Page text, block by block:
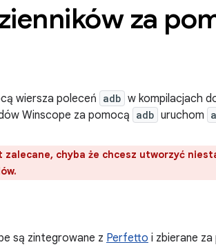
za
wiersza poleceń adb w kompilacjach
Winscope za pomocą adb uruchom
chyba że chcesz utworzyć
są zintegrowane z Perfetto i zbierane